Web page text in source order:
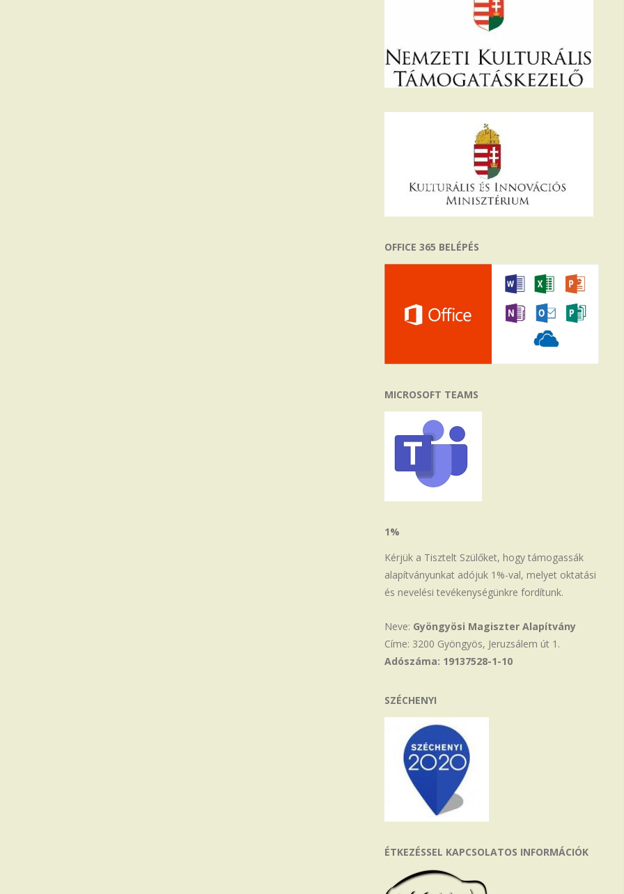
OFFICE 365 BELÉPÉS
MICROSOFT TEAMS
1%
Kérjük a Tisztelt Szülőket, hogy támogassák
alapítványunkat adójuk 1%-val, melyet oktatási
és nevelési tevékenységünkre fordítunk.
Neve: Gyöngyösi Magiszter Alapítvány
Címe: 3200 Gyöngyös, Jeruzsálem út 1.
Adószáma: 19137528-1-10
SZÉCHENYI
ÉTKEZÉSSEL KAPCSOLATOS INFORMÁCIÓK